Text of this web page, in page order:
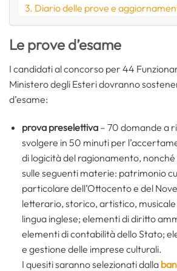
Diario delle prove e
Le prove d’esame
I candidati al concorso per 44
Ministero degli Esteri dovranno
d’esame:
prova preselettiva– 70 domande a
svolgere in 50 minuti per
di logicità del ragionamento,
sulle seguenti materie: patrimonio
particolare dell’Ottocento e del
letterario, storico, artistico,
lingua inglese; elementi di diritto
elementi di contabilità dello Stato;
e gestione delle imprese culturali.
I quesiti saranno selezionati dalla